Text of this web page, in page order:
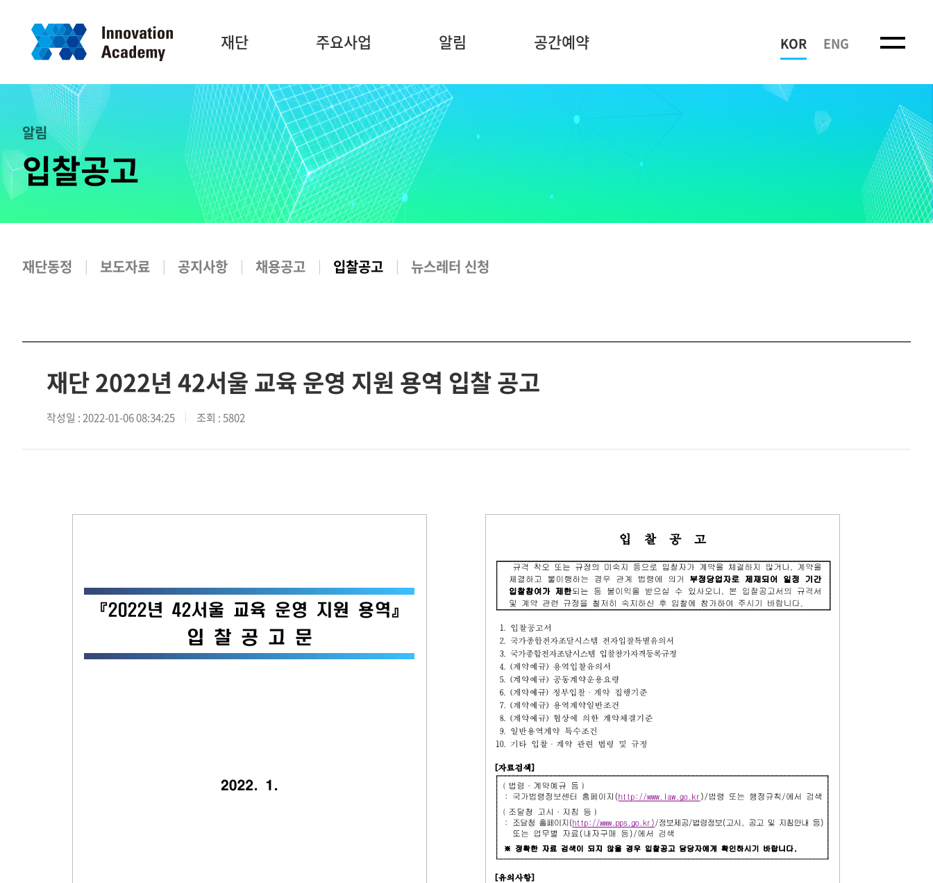
재단 주요사업 알림 공간예약 KOR ENG
알림
입찰공고
재단동정 보도자료 공지사항 채용공고 입찰공고 뉴스레터 신청
재단 2022년 42서울 교육 운영 지원 용역 입찰 공고
작성일 : 2022-01-06 08:34:25 조회 : 5802